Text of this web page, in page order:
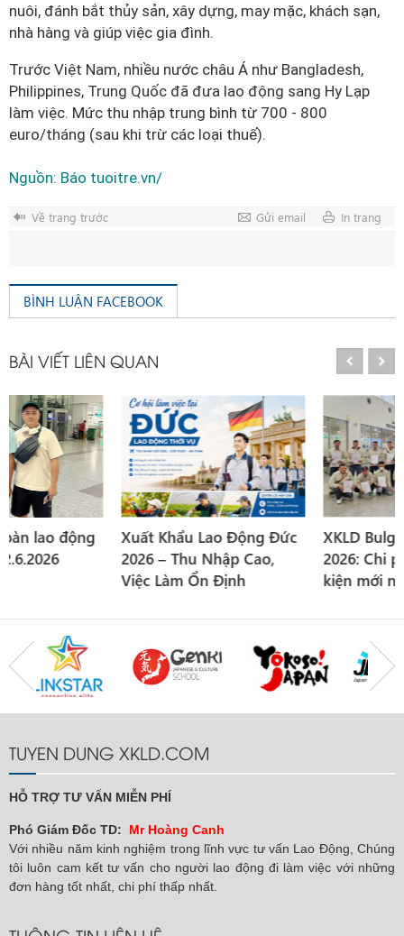
nuôi, đánh bắt thủy sản, xây dựng, may mặc, khách sạn,
nhà hàng và giúp việc gia đình.
Trước Việt Nam, nhiều nước châu Á như Bangladesh,
Philippines, Trung Quốc đã đưa lao động sang Hy Lạp
làm việc. Mức thu nhập trung bình từ 700 - 800
euro/tháng (sau khi trừ các loại thuế).
Nguồn: Báo tuoitre.vn/
Về trang trước Gửi email In trang
BÌNH LUẬN FACEBOOK
BÀI VIẾT LIÊN QUAN
Xuất Khẩu Lao Động Đức
2026 – Thu Nhập Cao,
Việc Làm Ổn Định
XKLD Bulgaria thời vụ
2026: Chi phí, lương, điều
kiện mới nhất
TUYEN DUNG XKLD.COM
HỖ TRỢ TƯ VẤN MIỄN PHÍ
Phó Giám Đốc TD:
Mr Hoàng Canh
Với nhiều năm kinh nghiệm trong lĩnh vực tư vấn Lao Động, Chúng
tôi luôn cam kết tư vấn cho người lao động đi làm việc với những
đơn hàng tốt nhất, chi phí thấp nhất.